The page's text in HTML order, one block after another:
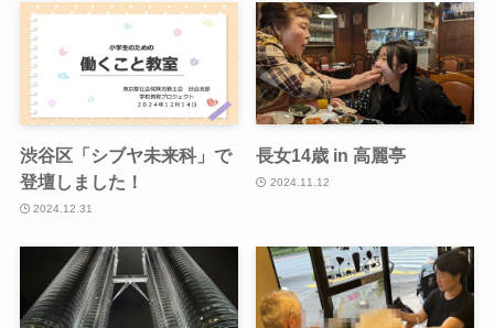
渋谷区「シブヤ未来科」で
登壇しました！
2024.12.31
長女14歳 in 高麗亭
2024.11.12